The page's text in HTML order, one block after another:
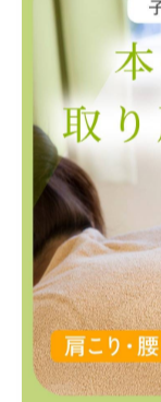
妊娠・出産は女
す。だからこそ
です。
宮前区で骨盤矯
ひ一度ご相談くだ
--
ファミリア整体院
神奈川県川崎市
電話番号:070-